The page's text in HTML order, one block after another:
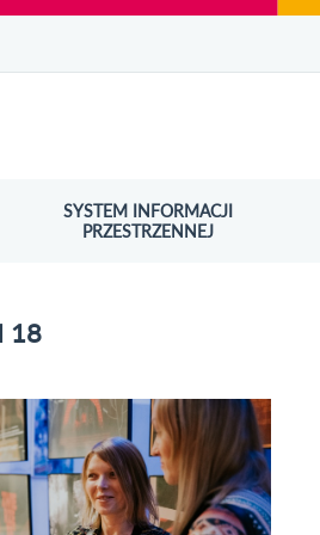
SYSTEM INFORMACJI
PRZESTRZENNEJ
OTWORZY SIĘ W NOWYM OKNIE
18